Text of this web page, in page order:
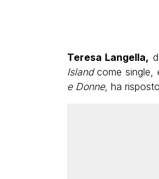
Teresa Langella,
Islandcome single,
e Donne, ha